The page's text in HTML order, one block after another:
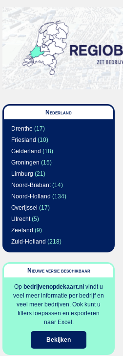
Nederland
Drenthe (17)
Friesland (10)
Gelderland (18)
Groningen (15)
Limburg (21)
Noord-Brabant(14)
Noord-Holland (134)
Overijssel (17)
Utrecht(5)
Zeeland (9)
Zuid-Holland (218)
Nieuwe versie beschikbaar
Op bedrijvenopdekaart.nl vindt u
veel meer informatie per bedrijf en
veel meer bedrijven. Ook kunt u
filters toepassen en exporteren
naar Excel.
Bekijken